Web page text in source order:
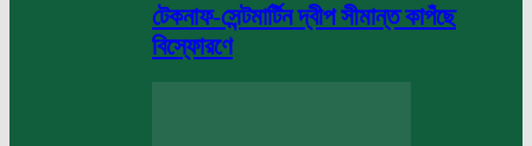
টেকনাফ-সেন্টমার্টিন দ্বীপ সীমান্ত কাপঁছে
বিস্ফোরণে